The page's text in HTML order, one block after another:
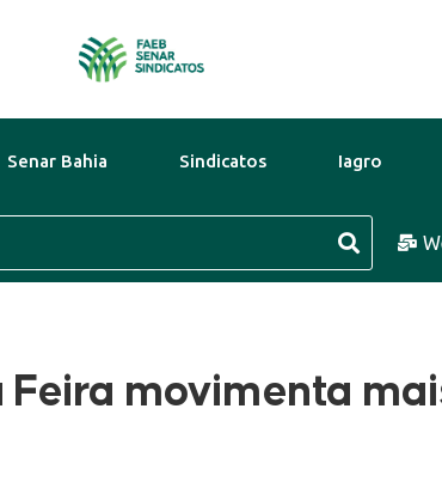
Senar Bahia Sindicatos Iagro
32°C
Feira movimenta